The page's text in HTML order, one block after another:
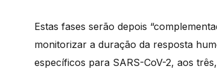
Estas fases serão depois
monitorizar a duração da resposta
específicos para SARS-CoV-2, aos